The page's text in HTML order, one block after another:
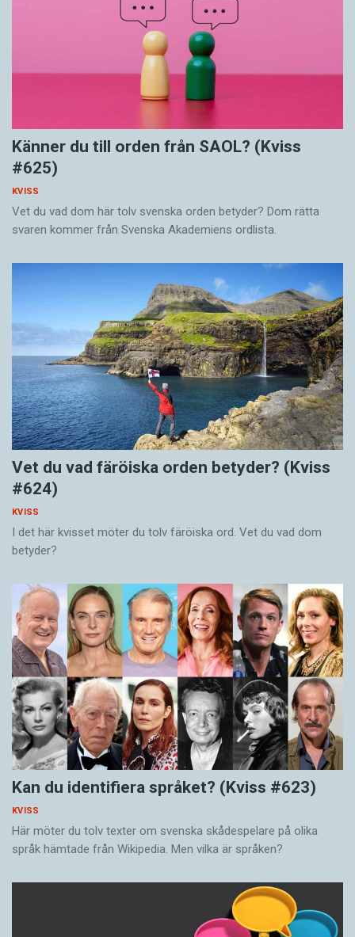
Känner du till orden från SAOL? (Kviss
#625)
KVISS
Vet du vad dom här tolv svenska orden betyder? Dom rätta
svaren kommer från Svenska Akademiens ordlista.
Vet du vad färöiska orden betyder? (Kviss
#624)
KVISS
I det här kvisset möter du tolv färöiska ord. Vet du vad dom
betyder?
Kan du identifiera språket? (Kviss #623)
KVISS
Här möter du tolv texter om svenska skådespelare på olika
språk hämtade från Wikipedia. Men vilka är språken?